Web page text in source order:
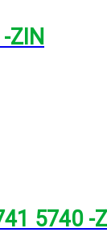
ZIN
5740 -